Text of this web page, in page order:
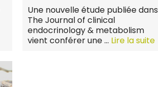
Une nouvelle étude publiée dans
The Journal of clinical
endocrinology & metabolism
vient conférer une … Lire la suite